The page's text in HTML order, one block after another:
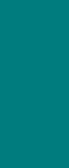
『頻出テーマ